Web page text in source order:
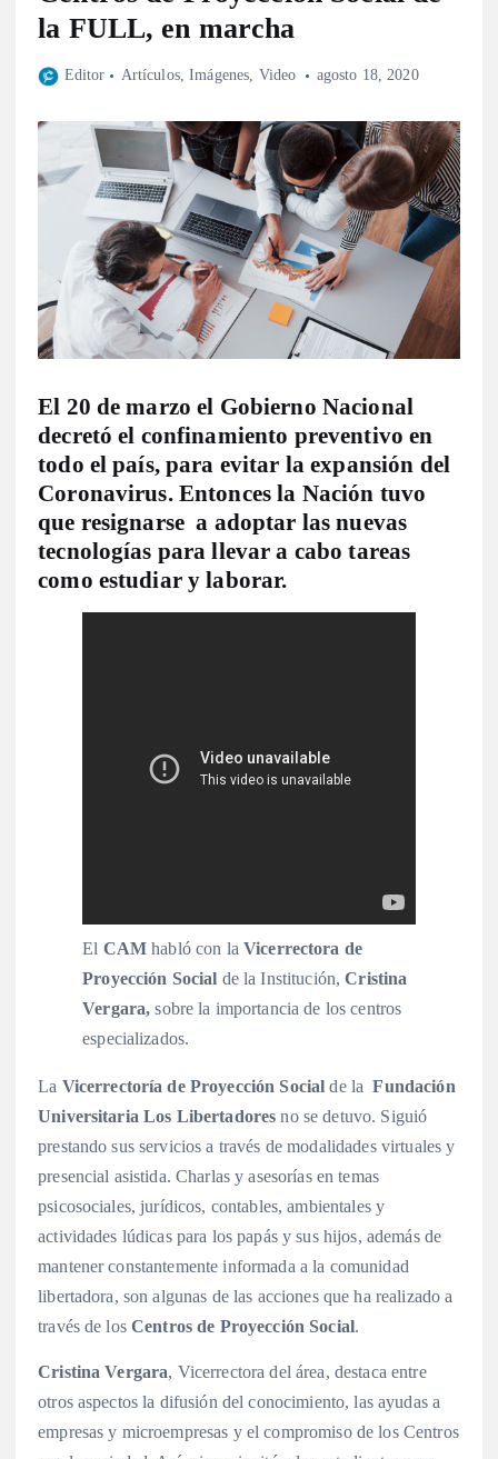
la FULL, en marcha
Editor Artículos,Imágenes, Video agosto 18, 2020
El 20 de marzo el Gobierno Nacional
decretó el confinamiento preventivo en
todo el país, para evitar la expansión del
Coronavirus. Entonces la Nación tuvo
que resignarse a adoptar las nuevas
tecnologías para llevar a cabo tareas
como estudiar y laborar.
El CAMhabló con la Vicerrectora de
Proyección Social de la Institución,Cristina
Vergara, sobre la importancia de los centros
especializados.
La Vicerrectoría de Proyección Social de laFundación
Universitaria Los Libertadores no se detuvo. Siguió
prestando sus servicios a través de modalidades virtuales y
presencial asistida. Charlas y asesorías en temas
psicosociales, jurídicos, contables, ambientales y
actividades lúdicas para los papás y sus hijos, además de
mantener constantemente informada a la comunidad
libertadora, son algunas de las acciones que ha realizado a
través de losCentros de Proyección Social.
Cristina Vergara, Vicerrectora del área, destaca entre
otros aspectos la difusión del conocimiento, las ayudas a
empresas y microempresas y el compromiso de los Centros